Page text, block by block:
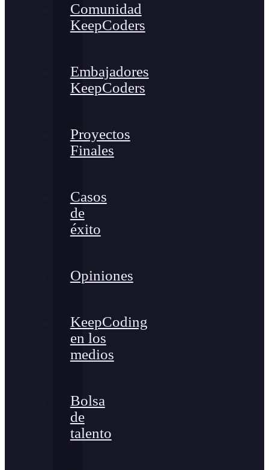
Comunidad
KeepCoders
Embajadores
KeepCoders
Proyectos
Finales
Casos
de
éxito
Opiniones
KeepCoding
en los
medios
Bolsa
de
talento